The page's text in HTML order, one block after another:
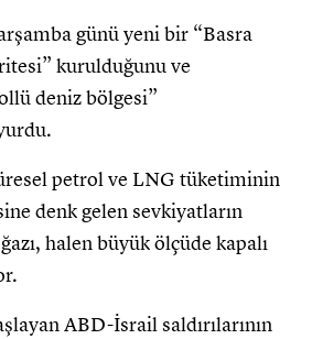
günü yeni bir “Basra
kurulduğunu ve
deniz bölgesi”
petrol ve LNG tüketiminin
denk gelen sevkiyatların
halen büyük ölçüde kapalı
ABD-İsrail saldırılarının